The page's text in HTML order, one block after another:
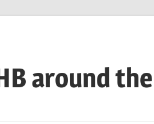
around